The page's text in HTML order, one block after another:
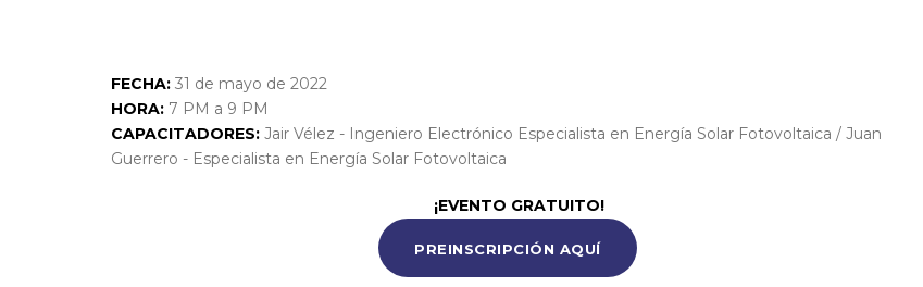
FECHA: 31 de mayo de 2022
HORA: 7 PM a 9 PM
CAPACITADORES: Jair Vélez - Ingeniero Electrónico Especialista en Energía Solar Fotovoltaica / Juan
Guerrero - Especialista en Energía Solar Fotovoltaica
¡EVENTO GRATUITO!
PREINSCRIPCIÓN AQUÍ